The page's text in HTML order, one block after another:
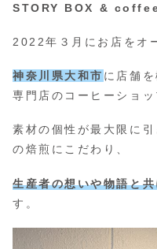
STORY BOX &
2022年３月にお店をオ
神奈川県大和市 に店舗
専門店のコーヒーショッ
素材の個性が最大限に引
の焙煎にこだわり、
生産者の想いや物語と
す。